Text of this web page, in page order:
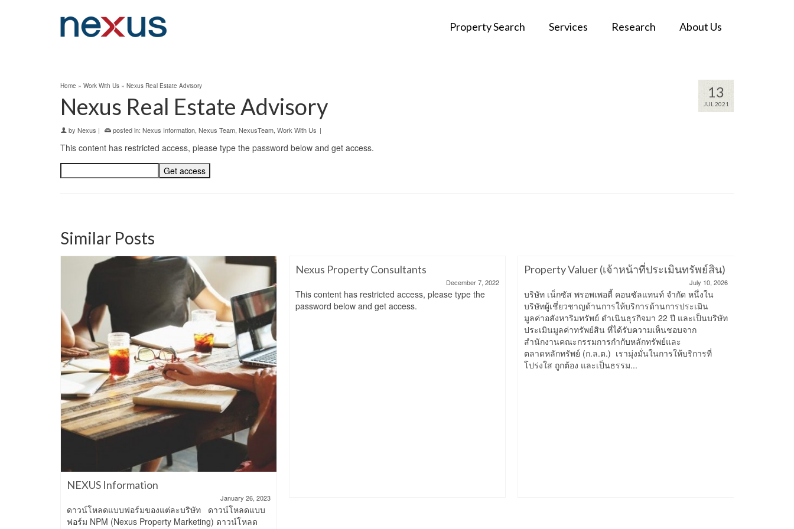
Property Search Services Research About Us
13
JUL 2021
Home » Work With Us » Nexus Real Estate Advisory
Nexus Real Estate Advisory
by Nexus | posted in: Nexus Information, Nexus Team, NexusTeam, Work With Us |
This content has restricted access, please type the password below and get access.
Similar Posts
NEXUS Information
January 26, 2023
ดาวน์โหลดแบบฟอร์มของแต่ละบริษัท ดาวน์โหลดแบบ
ฟอร์ม NPM (Nexus Property Marketing) ดาวน์โหลด
Nexus Property Consultants
December 7, 2022
This content has restricted access, please type the
password below and get access.
Property Valuer (เจ้าหน้าที่ประเมินทรัพย์สิน)
July 10, 2026
บริษัท เน็กซัส พรอพเพอตี้ คอนซัลแทนท์ จำกัด หนึ่งใน
บริษัทผู้เชี่ยวชาญด้านการให้บริการด้านการประเมิน
มูลค่าอสังหาริมทรัพย์ ดำเนินธุรกิจมา 22 ปี และเป็นบริษัท
ประเมินมูลค่าทรัพย์สิน ที่ได้รับความเห็นชอบจาก
สำนักงานคณะกรรมการกำกับหลักทรัพย์และ
ตลาดหลักทรัพย์ (ก.ล.ต.) เรามุ่งมั่นในการให้บริการที่
โปร่งใส ถูกต้อง และเป็นธรรม...